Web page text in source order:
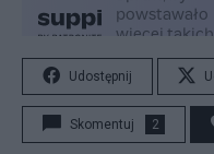
Udostępnij
Skomentuj 2